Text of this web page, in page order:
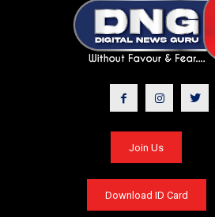
Join Us
Download ID Card